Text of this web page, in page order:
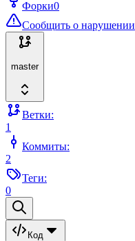
Форки0
Сообщить о нарушении
master
Ветки:
1
Коммиты:
2
Теги:
0
Код